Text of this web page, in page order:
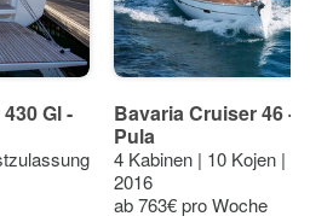
Gl -
Bavaria Cruiser 46 -
Pula
4 Kabinen | 10 Kojen |
2016
ab 763€ pro Woche